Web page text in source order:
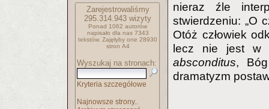
Zarejestrowaliśmy
295.314.943 wizyty
Ponad 1062 autorów
napisało dla nas 7343
tekstów. Zajęłyby one 28930
stron A4
Wyszukaj na stronach:
Kryteria szczegółowe
Najnowsze strony..
nieraz źle
stwierdzeniu: „O
Otóż człowiek
lecz nie jest w
absconditus,
dramatyzm